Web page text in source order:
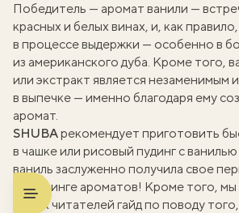
Победитель — аромат ванили —
красных и белых винах, и, как
в процессе выдержки — особенно в
из американского дуба. Кроме того,
или экстракт является незаменимым
в выпечке — именно благодаря ему
аромат.
SHUBAрекомендует приготовить
в чашкеили рисовый пудинг с ванилью
ваниль заслуженно получила свое
в рейтинге ароматов! Кроме того, мы
наших читателей гайд по поводу того,